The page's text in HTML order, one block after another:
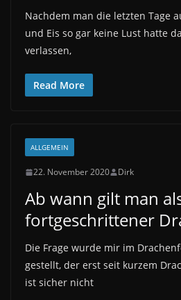
Nachdem man die letzten Tage
und Eis so gar keine Lust hatte
verlassen,
Read More
ALLGEMEIN
22. November 2020 Dirk
Ab wann gilt man
fortgeschrittener
Die Frage wurde mir im
gestellt, der erst seit kurzem
ist sicher nicht